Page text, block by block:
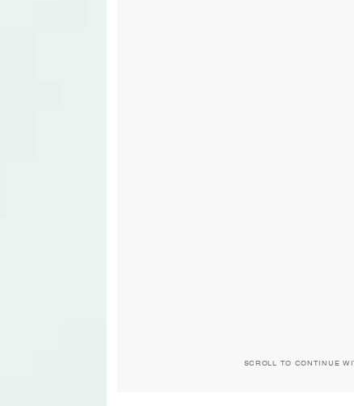
SCROLL TO CONTINUE